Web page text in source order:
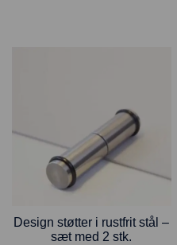
Design støtter i rustfrit stål –
sæt med 2 stk.